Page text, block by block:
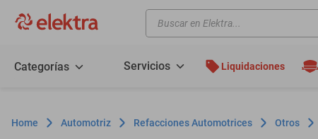
Buscar en Elektra...
Categorías Servicios Liquidaciones
Automotriz Refacciones Automotrices Otros
motos